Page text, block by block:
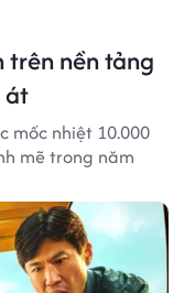
trên nền tảng
át
mốc nhiệt 10.000
mẽ trong năm